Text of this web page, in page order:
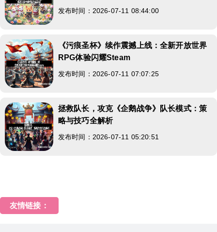
发布时间：2026-07-11 08:44:00
《污痕圣杯》续作震撼上线：全新开放世界
RPG体验闪耀Steam
发布时间：2026-07-11 07:07:25
拯救队长，攻克《企鹅战争》队长模式：策
略与技巧全解析
发布时间：2026-07-11 05:20:51
友情链接：